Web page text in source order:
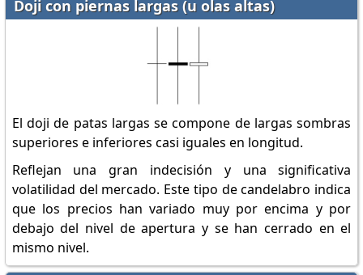
Doji con piernas largas (u olas altas)
El doji de patas largas se compone de largas sombras
superiores e inferiores casi iguales en longitud.
Reflejan una gran indecisión y una significativa
volatilidad del mercado. Este tipo de candelabro indica
que los precios han variado muy por encima y por
debajo del nivel de apertura y se han cerrado en el
mismo nivel.